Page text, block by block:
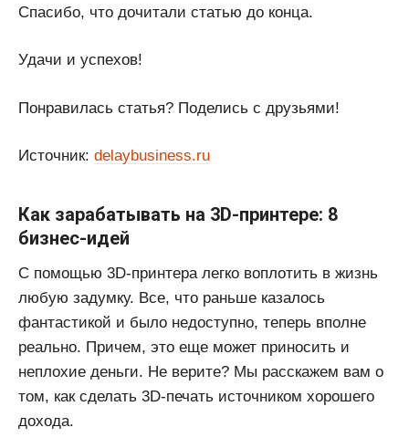
Спасибо, что дочитали статью до конца.
Удачи и успехов!
Понравилась статья? Поделись с друзьями!
Источник: delaybusiness.ru
Как зарабатывать на 3D-принтере: 8
бизнес-идей
С помощью 3D-принтера легко воплотить в жизнь
любую задумку. Все, что раньше казалось
фантастикой и было недоступно, теперь вполне
реально. Причем, это еще может приносить и
неплохие деньги. Не верите? Мы расскажем вам о
том, как сделать 3D-печать источником хорошего
дохода.